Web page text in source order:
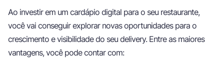
Ao investir em um cardápio digital para o seu restaurante,
você vai conseguir explorar novas oportunidades para o
crescimento e visibilidade do seu delivery. Entre as maiores
vantagens, você pode contar com: